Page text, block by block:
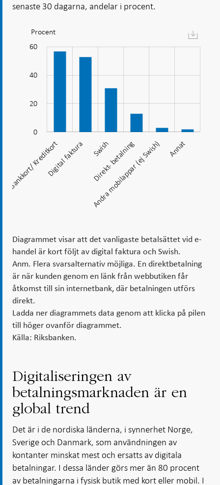
senaste 30 dagarna, andelar i procent.
Diagram:
Vanligt
betala
handel
Procent
0
20
40
60
Andra mobilappar (ej Swish)
Bankkort/ KreditkortDigital faktura Swish
Direkt- betalning
Andra mobilappar (ej Swish) Annat
Diagrammet visar att det vanligaste betalsättet vid e-
handel är kort följt av digital faktura och Swish.
Anm. Flera svarsalternativ möjliga. En direktbetalning
är när kunden genom en länk från webbutiken får
åtkomst till sin internetbank, där betalningen utförs
direkt.
Ladda ner diagrammets data genom att klicka på pilen
till höger ovanför diagrammet.
Källa: Riksbanken.
Digitaliseringen av
betalningsmarknaden är en
global trend
Det är i de nordiska länderna, i synnerhet Norge,
Sverige och Danmark, som användningen av
kontanter minskat mest och ersatts av digitala
betalningar. I dessa länder görs mer än 80 procent
av betalningarna i fysisk butik med kort eller mobil. I